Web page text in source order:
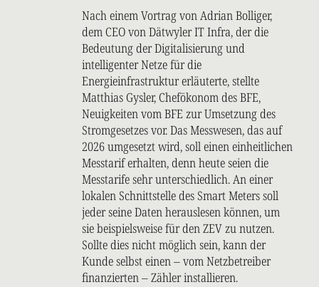
Nach einem Vortrag von Adrian Bolliger,
dem CEO von Dätwyler IT Infra, der die
Bedeutung der Digitalisierung und
intelligenter Netze für die
Energieinfrastruktur erläuterte, stellte
Matthias Gysler, Chefökonom des BFE,
Neuigkeiten vom BFE zur Umsetzung des
Stromgesetzes vor. Das Messwesen, das auf
2026 umgesetzt wird, soll einen einheitlichen
Messtarif erhalten, denn heute seien die
Messtarife sehr unterschiedlich. An einer
lokalen Schnittstelle des Smart Meters soll
jeder seine Daten herauslesen können, um
sie beispielsweise für den ZEV zu nutzen.
Sollte dies nicht möglich sein, kann der
Kunde selbst einen – vom Netzbetreiber
finanzierten – Zähler installieren.